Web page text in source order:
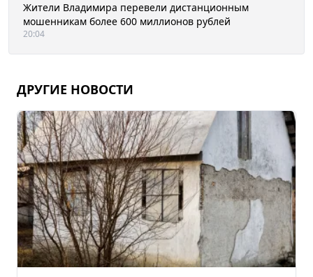
Жители Владимира перевели дистанционным
мошенникам более 600 миллионов рублей
20:04
ДРУГИЕ НОВОСТИ